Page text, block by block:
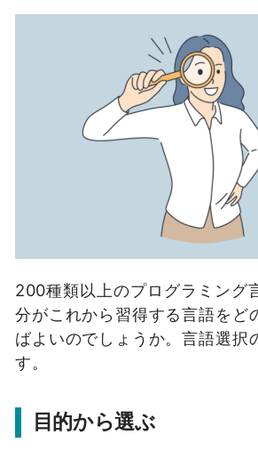
200種類以上のプログラミング
分がこれから習得する言語をど
ばよいのでしょうか。言語選択
す。
目的から選ぶ